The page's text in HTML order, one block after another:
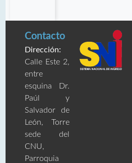
Contacto
Dirección:
Calle Este 2,
entre
esquina Dr.
Paúl y
Salvador de
León, Torre
sede del
CNU,
Parroquia